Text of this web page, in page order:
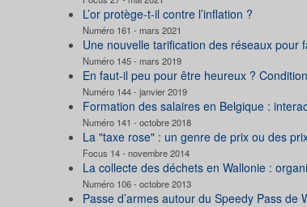
L’or protège-t-il contre l’inflation ?
Numéro 161 - mars 2021
Une nouvelle tarification des réseaux pour
Numéro 145 - mars 2019
En faut-il peu pour être heureux ?
Numéro 144 - janvier 2019
Formation des salaires en Belgique :
Numéro 141 - octobre 2018
La "taxe rose" : un genre de prix ou des
Focus 14 - novembre 2014
La collecte des déchets en Wallonie :
Numéro 106 - octobre 2013
Passe d’armes autour du Speedy Pass de